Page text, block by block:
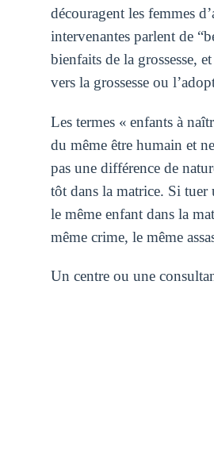
découragent les femmes
intervenantes parlent de
bienfaits de la grossesse,
vers la grossesse ou
Les termes « enfants à
du même être humain et
pas une différence de
tôt dans la matrice. Si tuer
le même enfant dans la
même crime, le même
Un centre ou une